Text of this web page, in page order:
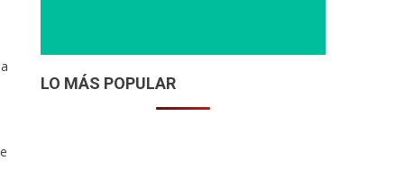
LO MÁS POPULAR